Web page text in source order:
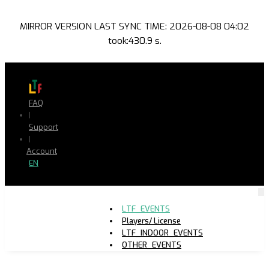
MIRROR VERSION LAST SYNC TIME: 2026-08-08 04:02
took:430.9 s.
FAQ
|
Support
|
Account
EN
LTF_EVENTS
Players/ License
LTF_INDOOR_EVENTS
OTHER_EVENTS